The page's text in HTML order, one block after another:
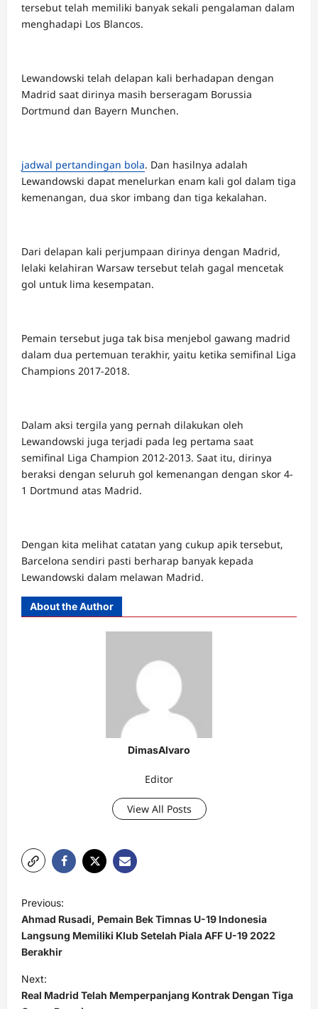
tersebut telah memiliki banyak sekali pengalaman dalam
menghadapi Los Blancos.
Lewandowski telah delapan kali berhadapan dengan
Madrid saat dirinya masih berseragam Borussia
Dortmund dan Bayern Munchen.
jadwal pertandingan bola. Dan hasilnya adalah
Lewandowski dapat menelurkan enam kali gol dalam tiga
kemenangan, dua skor imbang dan tiga kekalahan.
Dari delapan kali perjumpaan dirinya dengan Madrid,
lelaki kelahiran Warsaw tersebut telah gagal mencetak
gol untuk lima kesempatan.
Pemain tersebut juga tak bisa menjebol gawang madrid
dalam dua pertemuan terakhir, yaitu ketika semifinal Liga
Champions 2017-2018.
Dalam aksi tergila yang pernah dilakukan oleh
Lewandowski juga terjadi pada leg pertama saat
semifinal Liga Champion 2012-2013. Saat itu, dirinya
beraksi dengan seluruh gol kemenangan dengan skor 4-
1 Dortmund atas Madrid.
Dengan kita melihat catatan yang cukup apik tersebut,
Barcelona sendiri pasti berharap banyak kepada
Lewandowski dalam melawan Madrid.
About the Author
DimasAlvaro
Editor
View All Posts
o
s
t
n
a
Previous:
Ahmad Rusadi, Pemain Bek Timnas U-19 Indonesia
Langsung Memiliki Klub Setelah Piala AFF U-19 2022
Berakhir
Next:
Real Madrid Telah Memperpanjang Kontrak Dengan Tiga